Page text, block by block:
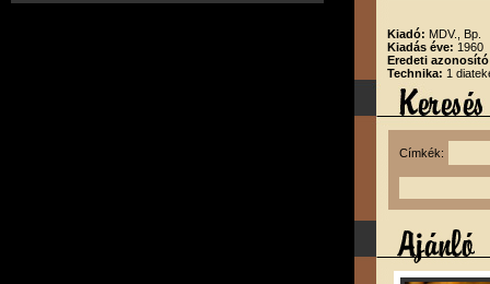
Kiadó: MDV., Bp.
Kiadás éve: 1960
Eredeti
Technika: 1
Címkék: